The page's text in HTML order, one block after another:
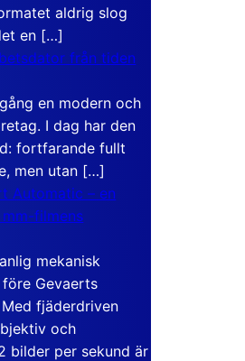
aldrig slog
en […]
från tiden
en modern och
I dag har den
fortfarande fullt
men utan […]
Automatic – en
filmens
mekanisk
Gevaerts
fjäderdriven
och
bilder per sekund är